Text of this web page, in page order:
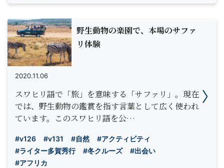
野生動物の楽園で、本場のサファ
リ体験
2020.11.06
スワヒリ語で「旅」を意味する「サファリ」。現在
では、野生動物の鑑賞を指す言葉として広く使われ
ています。このスワヒリ語を公…
#v126 #v131 #自然
#アクティビティ
#ライター多賀秀行
#冬クルーズ
#出会い
#アフリカ